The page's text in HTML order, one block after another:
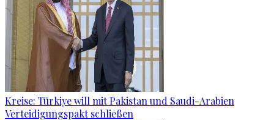
Kreise: Türkiye will mit Pakistan und Saudi-Arabien
Verteidigungspakt schließen